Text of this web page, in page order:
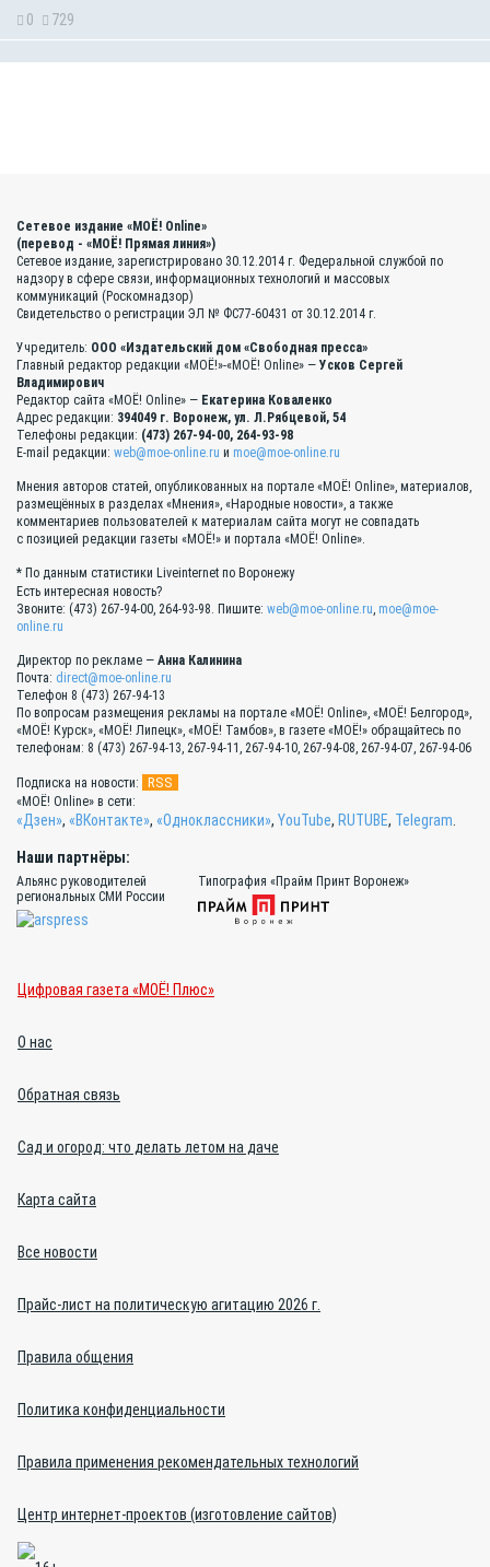
0 729
Сетевое издание «МОЁ! Online»
(перевод - «МОЁ! Прямая линия»)
Сетевое издание, зарегистрировано 30.12.2014 г. Федеральной службой по
надзору в сфере связи, информационных технологий и массовых
коммуникаций (Роскомнадзор)
Свидетельство о регистрации ЭЛ № ФС77-60431 от 30.12.2014 г.
Учредитель: ООО «Издательский дом «Свободная пресса»
Главный редактор редакции «МОЁ!»-«МОЁ! Online» — Усков Сергей
Владимирович
Редактор сайта «МОЁ! Online» — Екатерина Коваленко
Адрес редакции: 394049 г. Воронеж, ул. Л.Рябцевой, 54
Телефоны редакции: (473) 267-94-00, 264-93-98
E-mail редакции: web@moe-online.ru и moe@moe-online.ru
Мнения авторов статей, опубликованных на портале «МОЁ! Online», материалов,
размещённых в разделах «Мнения», «Народные новости», а также
комментариев пользователей к материалам сайта могут не совпадать
с позицией редакции газеты «МОЁ!» и портала «МОЁ! Online».
* По данным статистики Liveinternet по Воронежу
Есть интересная новость?
Звоните: (473) 267-94-00, 264-93-98. Пишите: web@moe-online.ru, moe@moe-
online.ru
Директор по рекламе — Анна Калинина
Почта: direct@moe-online.ru
Телефон 8 (473) 267-94-13
По вопросам размещения рекламы на портале «МОЁ! Online», «МОЁ! Белгород»,
«МОЁ! Курск», «МОЁ! Липецк», «МОЁ! Тамбов», в газете «МОЁ!» обращайтесь по
телефонам: 8 (473) 267-94-13, 267-94-11, 267-94-10, 267-94-08, 267-94-07, 267-94-06
Подписка на новости: RSS
«МОЁ! Online» в сети:
«Дзен», «ВКонтакте», «Одноклассники», YouTube, RUTUBE, Telegram
Наши партнёры:
Альянс руководителей
региональных СМИ России
Типография «Прайм Принт Воронеж»
Цифровая газета «МОЁ! Плюс»
О нас
Обратная связь
Сад и огород: что делать летом на даче
Карта сайта
Все новости
Прайс-лист на политическую агитацию 2026 г.
Правила общения
Политика конфиденциальности
Правила применения рекомендательных технологий
Центр интернет-проектов (изготовление сайтов)